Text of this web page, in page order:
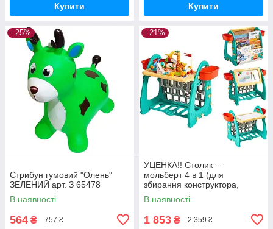
Купити Купити
–25%
Стрибун гумовий "Олень"
ЗЕЛЕНИЙ арт. З 65478
В наявності
564 ₴ 757 ₴
–21%
УЦЕНКА!! Столик —
мольберт 4 в 1 (для
збирання конструктора,
малювання, книжкова
полиця) арт. S 075
В наявності
1 853 ₴ 2 359 ₴